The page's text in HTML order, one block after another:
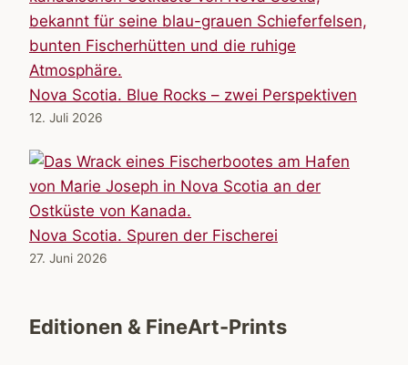
Nova Scotia. Blue Rocks – zwei Perspektiven
12. Juli 2026
Nova Scotia. Spuren der Fischerei
27. Juni 2026
Editionen & FineArt-Prints